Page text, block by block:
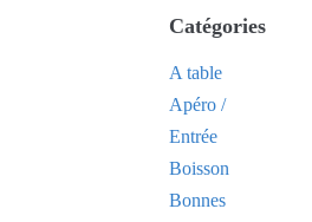
Catégories
A table
Apéro /
Entrée
Boisson
Bonnes